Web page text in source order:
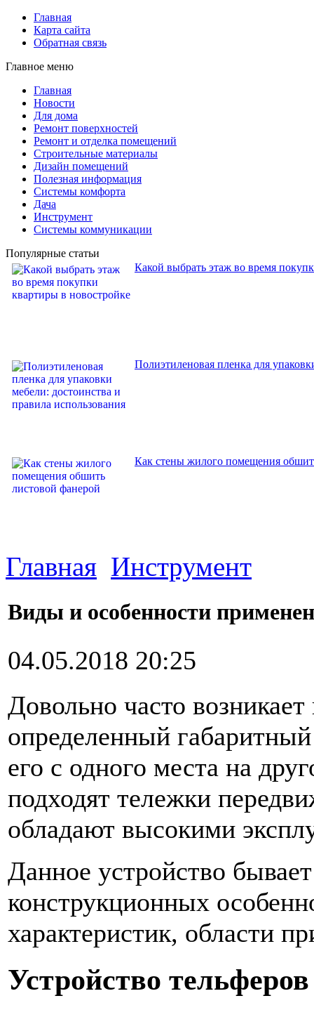
Главная
Карта сайта
Обратная связь
Главное меню
Главная
Новости
Для дома
Ремонт поверхностей
Ремонт и отделка помещений
Строительные материалы
Дизайн помещений
Полезная информация
Системы комфорта
Дача
Инструмент
Системы коммуникации
Популярные статьи
Какой выбрать этаж во время
Полиэтиленовая пленка для
Как стены жилого помещения
Главная Инструмент
Виды и особенности
04.05.2018 20:25
Довольно часто
определенный
его с одного места на
подходят тележки
обладают высокими
Данное устройство
конструкционных
характеристик, области
Устройство тельферов